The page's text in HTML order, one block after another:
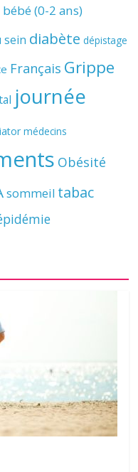
bébé (0-2 ans)
sein diabète dépistage
Français Grippe
journée
médecins
Obésité
sommeil tabac